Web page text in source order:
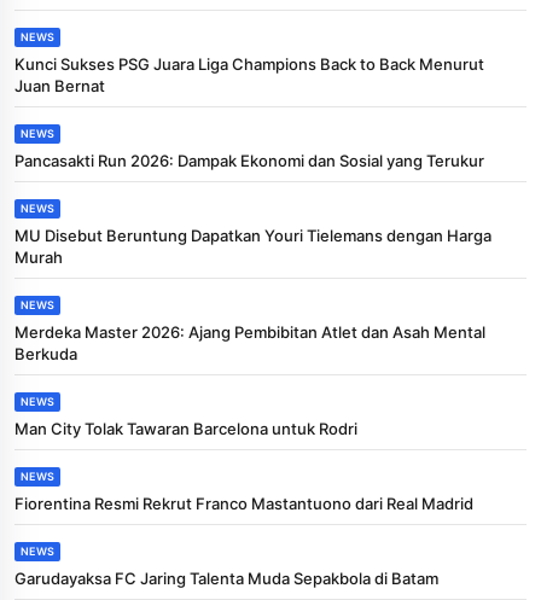
NEWS
Kunci Sukses PSG Juara Liga Champions Back to Back Menurut
Juan Bernat
NEWS
Pancasakti Run 2026: Dampak Ekonomi dan Sosial yang Terukur
NEWS
MU Disebut Beruntung Dapatkan Youri Tielemans dengan Harga
Murah
NEWS
Merdeka Master 2026: Ajang Pembibitan Atlet dan Asah Mental
Berkuda
NEWS
Man City Tolak Tawaran Barcelona untuk Rodri
NEWS
Fiorentina Resmi Rekrut Franco Mastantuono dari Real Madrid
NEWS
Garudayaksa FC Jaring Talenta Muda Sepakbola di Batam